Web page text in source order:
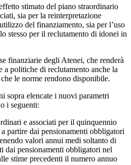
stimato del piano straordinario
sia per la reinterpretazione
del finanziamento, sia per l’uso
stesso per il reclutamento di idonei in
finanziarie degli Atenei, che renderà
politiche di reclutamento anche la
le norme rendono disponibile.
sopra elencate i nuovi parametri
i seguenti:
e associati per il quinquennio
partire dai pensionamenti obbligatori
valori annui medi soltanto di
dai pensionamenti obbligatori nel
stime precedenti il numero annuo